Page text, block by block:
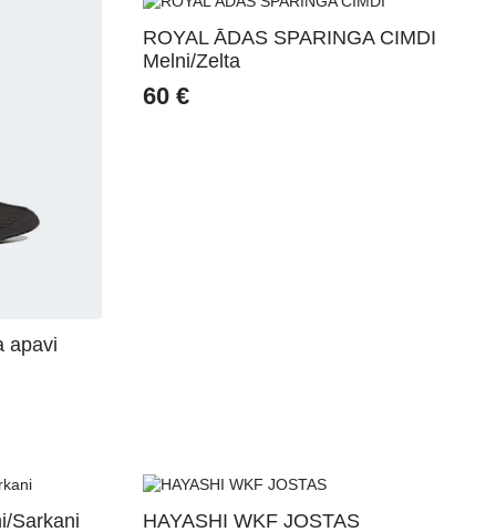
apavi
ROYAL ĀDAS SPARINGA CIMDI
Melni/Zelta
60€
Sarkani HAYASHI WKF JOSTAS